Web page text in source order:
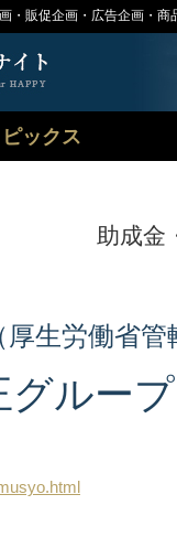
・販促企画・広告企画・
ピックス
助成金
厚生労働省管
グルー